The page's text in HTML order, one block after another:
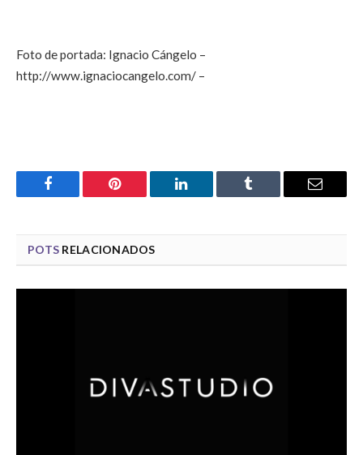
Foto de portada: Ignacio Cángelo –
http://www.ignaciocangelo.com/ –
Facebook Pinterest LinkedIn Tumblr Email
POTS RELACIONADOS